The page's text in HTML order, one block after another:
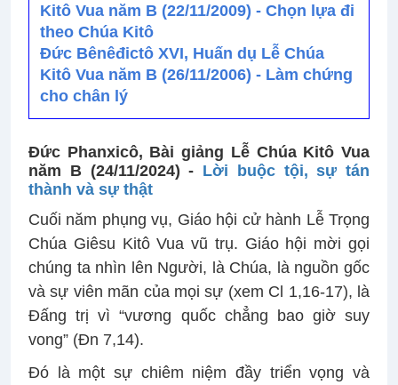
Kitô Vua năm B (22/11/2009) - Chọn lựa đi
theo Chúa Kitô
Đức Bênêđictô XVI, Huấn dụ Lễ Chúa
Kitô Vua năm B (26/11/2006) - Làm chứng
cho chân lý
Đức Phanxicô, Bài giảng Lễ Chúa Kitô Vua
năm B (24/11/2024) - Lời buộc tội, sự tán
thành và sự thật
Cuối năm phụng vụ, Giáo hội cử hành Lễ Trọng
Chúa Giêsu Kitô Vua vũ trụ. Giáo hội mời gọi
chúng ta nhìn lên Người, là Chúa, là nguồn gốc
và sự viên mãn của mọi sự (xem Cl 1,16-17), là
Đấng trị vì “vương quốc chẳng bao giờ suy
vong” (Đn 7,14).
Đó là một sự chiêm niệm đầy triển vọng và